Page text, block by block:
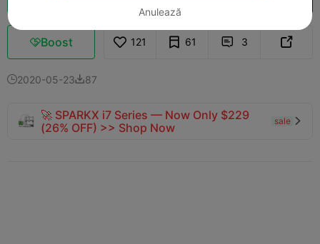
Boost 121 61  3 
2020-05-2387
🚀 SPARKX i7 Series — Now Only $229
(26% OFF) >> Shop Now
sale 
Anulează